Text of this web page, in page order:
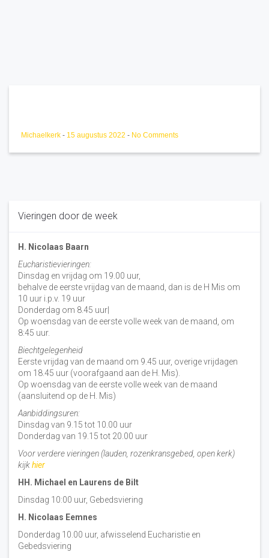
Michaelkerk - 15 augustus 2022 - No Comments
Vieringen door de week
H. Nicolaas Baarn
Eucharistievieringen:
Dinsdag en vrijdag om 19.00 uur,
behalve de eerste vrijdag van de maand, dan is de H Mis om
10 uur i.p.v. 19 uur
Donderdag om 8.45 uur|
Op woensdag van de eerste volle week van de maand, om
8:45 uur.
Biechtgelegenheid
Eerste vrijdag van de maand om 9.45 uur, overige vrijdagen
om 18.45 uur (voorafgaand aan de H. Mis).
Op woensdag van de eerste volle week van de maand
(aansluitend op de H. Mis)
Aanbiddingsuren:
Dinsdag van 9.15 tot 10.00 uur
Donderdag van 19.15 tot 20.00 uur
Voor verdere vieringen (lauden, rozenkransgebed, open kerk)
kijkhier
HH. Michael en Laurens de Bilt
Dinsdag 10:00 uur, Gebedsviering
H. Nicolaas Eemnes
Donderdag 10.00 uur, afwisselend Eucharistie en
Gebedsviering